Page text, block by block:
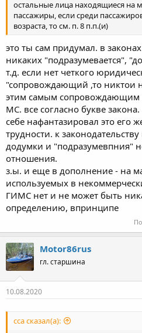
остальные лица находящиеся на
пассажиры, если среди
возраста, то см. п. 8 п.п.(и)
это ты сам придумал. в
никаких "подразумевается",
т.д. если нет четкого
"сопровождающий ,то никтои
этим самым сопровождающим
МС. все согласно букве
себе нафантазировал это его
трудности. к
додумки и "подразумевпния"
отношения.
з.ы. и еще в дополнение - на
используемых в
ГИМС нет и не может быть
определению, впринципе
Motor86rus
гл. старшина
10.08.2020
сса сказал(а):